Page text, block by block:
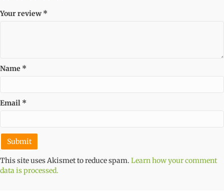
Your review*
Name *
Email *
This site uses Akismet to reduce spam. Learn how your comment
data is processed.